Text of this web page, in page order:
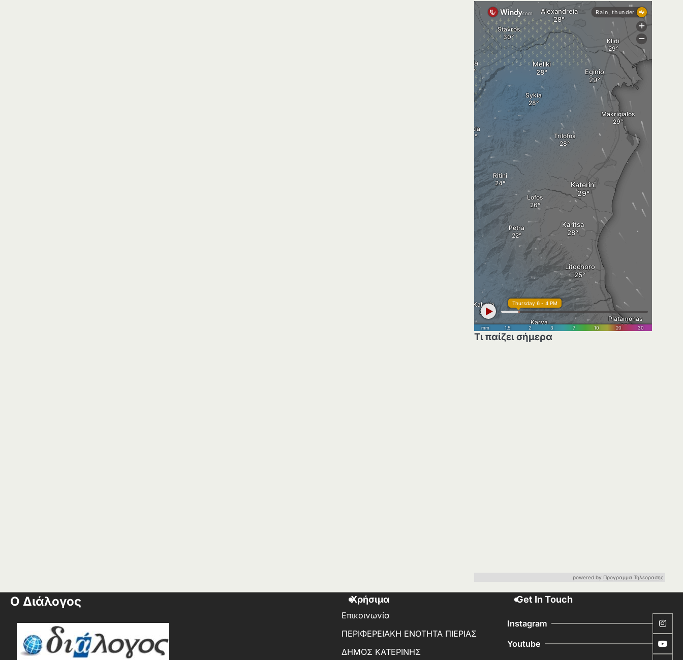
Τι παίζει σήμερα
powered by Προγραμμα Τηλεορασης
Ο Διάλογος Χρήσιμα
Επικοινωνία
ΠΕΡΙΦΕΡΕΙΑΚΗ ΕΝΟΤΗΤΑ ΠΙΕΡΙΑΣ
ΔΗΜΟΣ ΚΑΤΕΡΙΝΗΣ
Get In Touch
Instagram
Youtube